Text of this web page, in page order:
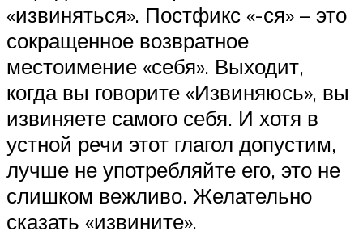
«извиняться». Постфикс «-ся» – это
сокращенное возвратное
местоимение «себя». Выходит,
когда вы говорите «Извиняюсь», вы
извиняете самого себя. И хотя в
устной речи этот глагол допустим,
лучше не употребляйте его, это не
слишком вежливо. Желательно
сказать «извините».